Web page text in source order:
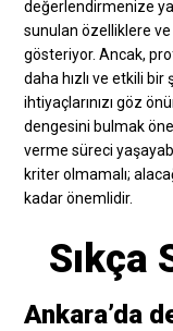
değerlendirmenize
sunulan özelliklere
gösteriyor. Ancak,
daha hızlı ve etkili
ihtiyaçlarınızı göz
dengesini bulmak
verme süreci
kriter olmamalı;
kadar önemlidir.
Sıkça
Ankara’da